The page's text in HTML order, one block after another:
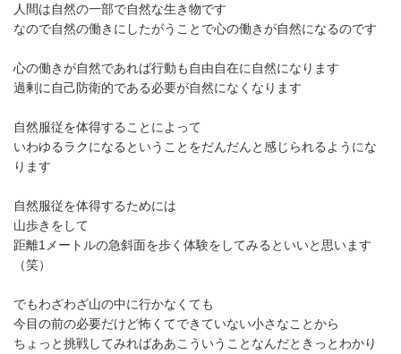
人間は自然の一部で自然な生き物です
なので自然の働きにしたがうことで心の働きが自然になるのです
心の働きが自然であれば行動も自由自在に自然になります
過剰に自己防衛的である必要が自然になくなります
自然服従を体得することによって
いわゆるラクになるということをだんだんと感じられるようにな
ります
自然服従を体得するためには
山歩きをして
距離1メートルの急斜面を歩く体験をしてみるといいと思います
（笑）
でもわざわざ山の中に行かなくても
今目の前の必要だけど怖くてできていない小さなことから
ちょっと挑戦してみればああこういうことなんだときっとわかり